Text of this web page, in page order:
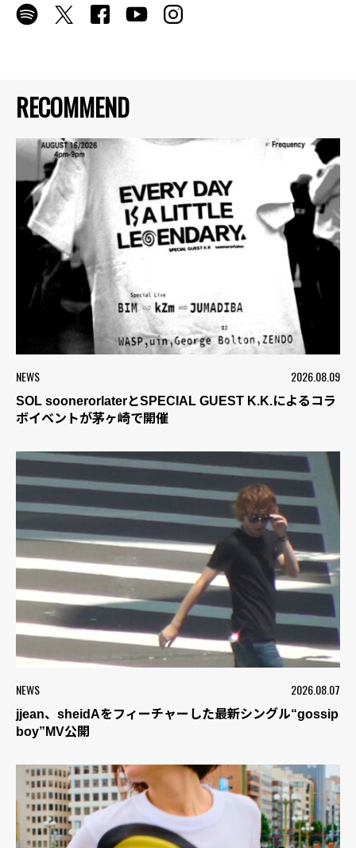
RECOMMEND
NEWS 2026.08.09
SOL soonerorlaterとSPECIAL GUEST K.K.によるコラ
ボイベントが茅ヶ崎で開催
NEWS 2026.08.07
jjean、sheidAをフィーチャーした最新シングル“gossip
boy”MV公開